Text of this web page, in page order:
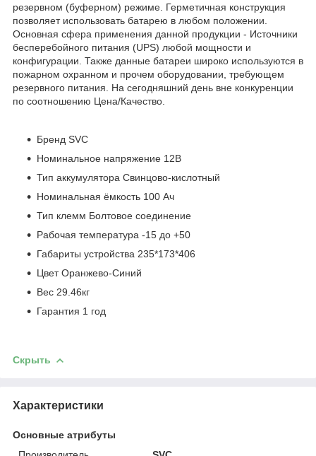
резервном (буферном) режиме. Герметичная конструкция
позволяет использовать батарею в любом положении.
Основная сфера применения данной продукции - Источники
бесперебойного питания (UPS) любой мощности и
конфигурации. Также данные батареи широко используются в
пожарном охранном и прочем оборудовании, требующем
резервного питания. На сегодняшний день вне конкуренции
по соотношению Цена/Качество.
Бренд SVC
Номинальное напряжение 12В
Тип аккумулятора Свинцово-кислотный
Номинальная ёмкость 100 Ач
Тип клемм Болтовое соединение
Рабочая температура -15 до +50
Габариты устройства 235*173*406
Цвет Оранжево-Синий
Вес 29.46кг
Гарантия 1 год
Скрыть
Характеристики
Основные атрибуты